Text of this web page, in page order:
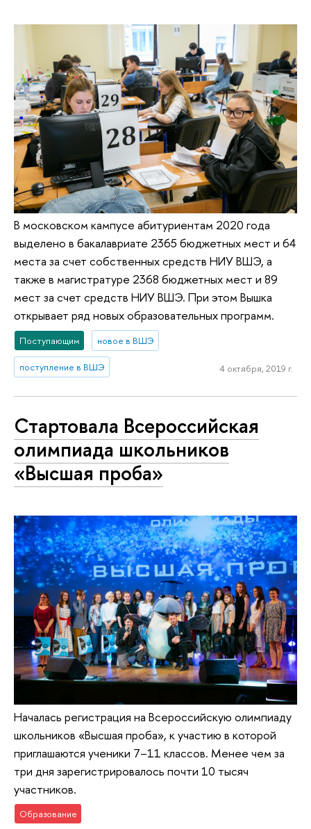
В московском кампусе абитуриентам 2020 года
выделено в бакалавриате 2365 бюджетных мест и 64
места за счет собственных средств НИУ ВШЭ, а
также в магистратуре 2368 бюджетных мест и 89
мест за счет средств НИУ ВШЭ. При этом Вышка
открывает ряд новых образовательных программ.
Поступающим новое в ВШЭ
поступление в ВШЭ 4 октября, 2019 г.
Стартовала Всероссийская
олимпиада школьников
«Высшая проба»
Началась регистрация на Всероссийскую олимпиаду
школьников «Высшая проба», к участию в которой
приглашаются ученики 7–11 классов. Менее чем за
три дня зарегистрировалось почти 10 тысяч
участников.
Образование